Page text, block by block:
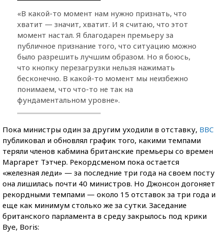
«В какой-то момент нам нужно признать, что
хватит — значит, хватит. И я считаю, что этот
момент настал. Я благодарен премьеру за
публичное признание того, что ситуацию можно
было разрешить лучшим образом. Но я боюсь,
что кнопку перезагрузки нельзя нажимать
бесконечно. В какой-то момент мы неизбежно
понимаем, что что-то не так на
фундаментальном уровне».
Пока министры один за другим уходили в отставку, BBC
публиковал и обновлял график того, какими темпами
теряли членов кабмина британские премьеры со времен
Маргарет Тэтчер. Рекордсменом пока остается
«железная леди» — за последние три года на своем посту
она лишилась почти 40 министров. Но Джонсон догоняет
рекордными темпами — около 15 отставок за три года и
еще как минимум столько же за сутки. Заседание
британского парламента в среду закрылось под крики
Bye, Boris: